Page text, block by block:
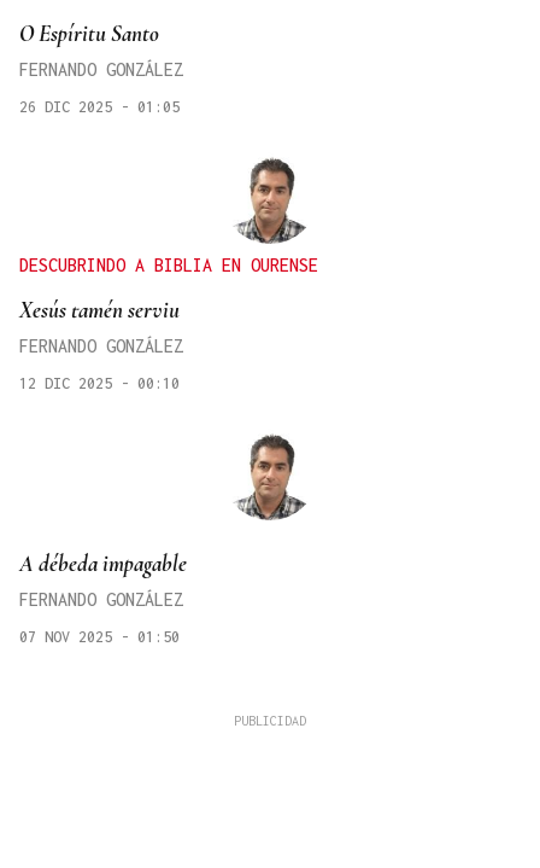
O Espíritu Santo
FERNANDO GONZÁLEZ
26 DIC 2025 - 01:05
DESCUBRINDO A BIBLIA EN OURENSE
Xesús tamén serviu
FERNANDO GONZÁLEZ
12 DIC 2025 - 00:10
A débeda impagable
FERNANDO GONZÁLEZ
07 NOV 2025 - 01:50